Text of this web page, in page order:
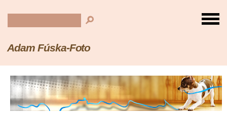
Adam Fúska-Foto